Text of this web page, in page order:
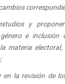
y
e inclusión
materia
la revisión de